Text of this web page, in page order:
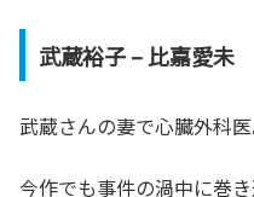
武蔵裕子 – 比嘉愛未
武蔵さんの妻で心臓外科医
今作でも事件の渦中に巻